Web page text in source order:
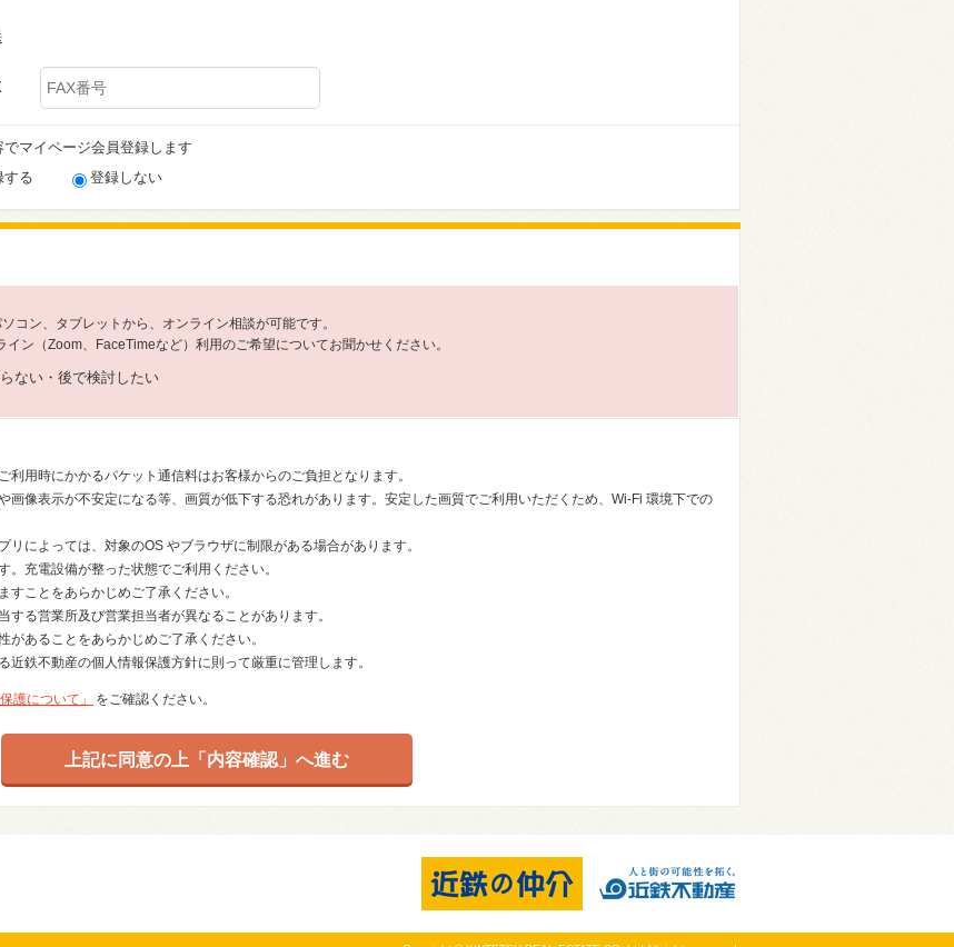
でマイページ会員登録します
する
登録しない
コン、タブレットから、オンライン相談が可能です。
ン（Zoom、FaceTimeなど）利用のご希望についてお聞かせください。
ない・後で検討したい
用時にかかるパケット通信料はお客様からのご負担となります。
像表示が不安定になる等、画質が低下する恐れがあります。安定した画質でご利用いただくため、Wi-Fi 環境下での
によっては、対象のOS やブラウザに制限がある場合があります。
充電設備が整った状態でご利用ください。
すことをあらかじめご了承ください。
する営業所及び営業担当者が異なることがあります。
あることをあらかじめご了承ください。
近鉄不動産の個人情報保護方針に則って厳重に管理します。
護について」 をご確認ください。